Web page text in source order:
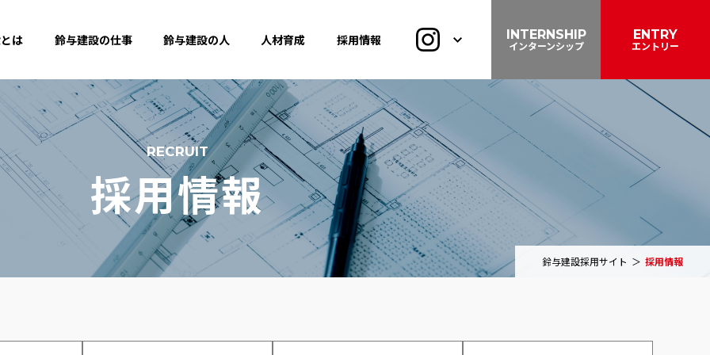
は 鈴与建設の仕事 鈴与建設の人 人材育成 採用情報 INTERNSHIP
インターンシップ
ENTRY
エントリー
RECRUIT
採用情報
鈴与建設採用サイト 採用情報